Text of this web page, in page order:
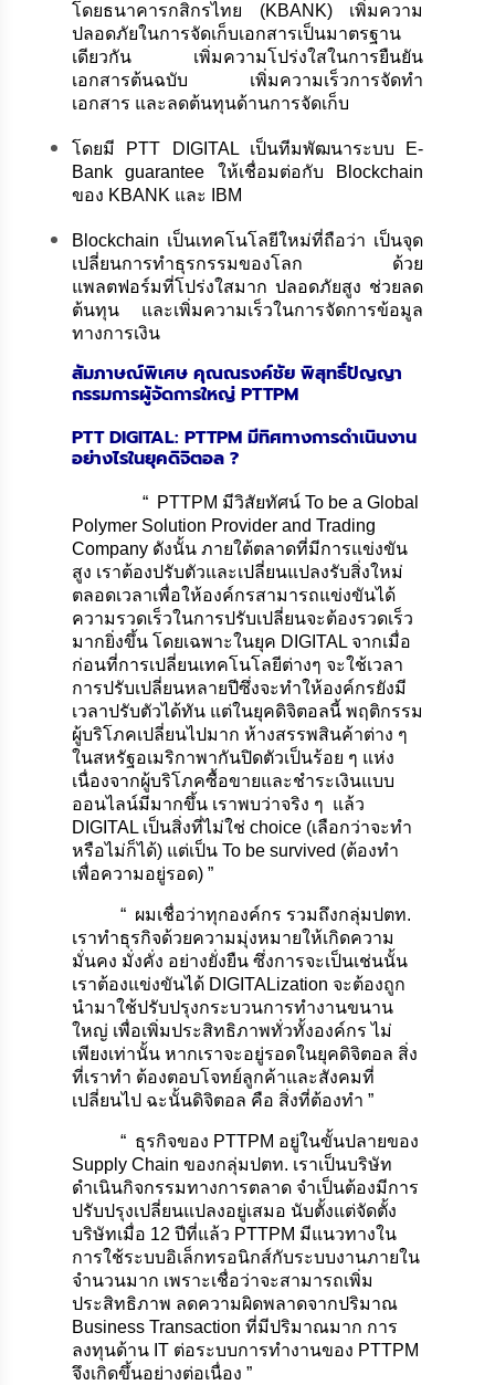
โดยธนาคารกสิกรไทย (KBANK) เพิ่มความ
ปลอดภัยในการจัดเก็บเอกสารเป็นมาตรฐาน
เดียวกัน เพิ่มความโปร่งใสในการยืนยัน
เอกสารต้นฉบับ เพิ่มความเร็วการจัดทำ
เอกสาร และลดต้นทุนด้านการจัดเก็บ
โดยมี PTT DIGITAL เป็นทีมพัฒนาระบบ E-
Bank guarantee ให้เชื่อมต่อกับ Blockchain
ของ KBANK และ IBM
Blockchain เป็นเทคโนโลยีใหม่ที่ถือว่า เป็นจุด
เปลี่ยนการทำธุรกรรมของโลก ด้วย
แพลตฟอร์มที่โปร่งใสมาก ปลอดภัยสูง ช่วยลด
ต้นทุน และเพิ่มความเร็วในการจัดการข้อมูล
ทางการเงิน
สัมภาษณ์พิเศษ คุณณรงค์ชัย พิสุทธิ์ปัญญา
กรรมการผู้จัดการใหญ่ PTTPM
PTT DIGITAL: PTTPM มีทิศทางการดำเนินงาน
อย่างไรในยุคดิจิตอล ?
“ PTTPM มีวิสัยทัศน์ To be a Global
Polymer Solution Provider and Trading
Company ดังนั้น ภายใต้ตลาดที่มีการแข่งขัน
สูง เราต้องปรับตัวและเปลี่ยนแปลงรับสิ่งใหม่
ตลอดเวลาเพื่อให้องค์กรสามารถแข่งขันได้
ความรวดเร็วในการปรับเปลี่ยนจะต้องรวดเร็ว
มากยิ่งขึ้น โดยเฉพาะในยุค DIGITAL จากเมื่อ
ก่อนที่การเปลี่ยนเทคโนโลยีต่างๆ จะใช้เวลา
การปรับเปลี่ยนหลายปีซึ่งจะทำให้องค์กรยังมี
เวลาปรับตัวได้ทัน แต่ในยุคดิจิตอลนี้ พฤติกรรม
ผู้บริโภคเปลี่ยนไปมาก ห้างสรรพสินค้าต่าง ๆ
ในสหรัฐอเมริกาพากันปิดตัวเป็นร้อย ๆ แห่ง
เนื่องจากผู้บริโภคซื้อขายและชำระเงินแบบ
ออนไลน์มีมากขึ้น เราพบว่าจริง ๆ แล้ว
DIGITAL เป็นสิ่งที่ไม่ใช่ choice (เลือกว่าจะทำ
หรือไม่ก็ได้) แต่เป็น To be survived (ต้องทำ
เพื่อความอยู่รอด) ”
“ ผมเชื่อว่าทุกองค์กร รวมถึงกลุ่มปตท.
เราทำธุรกิจด้วยความมุ่งหมายให้เกิดความ
มั่นคง มั่งคั่ง อย่างยั่งยืน ซึ่งการจะเป็นเช่นนั้น
เราต้องแข่งขันได้ DIGITALization จะต้องถูก
นำมาใช้ปรับปรุงกระบวนการทำงานขนาน
ใหญ่ เพื่อเพิ่มประสิทธิภาพทั่วทั้งองค์กร ไม่
เพียงเท่านั้น หากเราจะอยู่รอดในยุคดิจิตอล สิ่ง
ที่เราทำ ต้องตอบโจทย์ลูกค้าและสังคมที่
เปลี่ยนไป ฉะนั้นดิจิตอล คือ สิ่งที่ต้องทำ ”
“ ธุรกิจของ PTTPM อยู่ในขั้นปลายของ
Supply Chain ของกลุ่มปตท. เราเป็นบริษัท
ดำเนินกิจกรรมทางการตลาด จำเป็นต้องมีการ
ปรับปรุงเปลี่ยนแปลงอยู่เสมอ นับตั้งแต่จัดตั้ง
บริษัทเมื่อ 12 ปีที่แล้ว PTTPM มีแนวทางใน
การใช้ระบบอิเล็กทรอนิกส์กับระบบงานภายใน
จำนวนมาก เพราะเชื่อว่าจะสามารถเพิ่ม
ประสิทธิภาพ ลดความผิดพลาดจากปริมาณ
Business Transaction ที่มีปริมาณมาก การ
ลงทุนด้าน IT ต่อระบบการทำงานของ PTTPM
จึงเกิดขึ้นอย่างต่อเนื่อง ”